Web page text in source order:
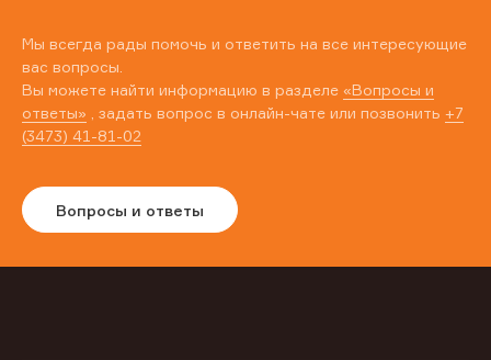
Мы всегда рады помочь и ответить на все интересующие
вас вопросы.
Вы можете найти информацию в разделе «Вопросы и
ответы» , задать вопрос в онлайн-чате или позвонить +7
(3473) 41-81-02
Вопросы и ответы